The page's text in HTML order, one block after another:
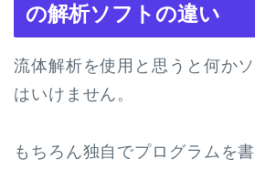
の解析ソフトの違い
流体解析を使用と思うと何か
はいけません。
もちろん独自でプログラムを